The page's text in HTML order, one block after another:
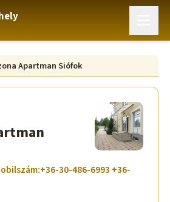
Apartman Siófok
30-486-6993 +36-